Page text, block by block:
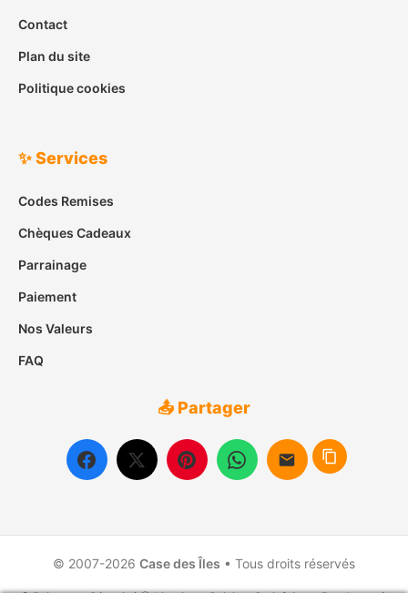
Contact
Plan du site
Politique cookies
✨ Services
Codes Remises
Chèques Cadeaux
Parrainage
Paiement
Nos Valeurs
FAQ
📤 Partager
© 2007-2026 Case des Îles • Tous droits réservés